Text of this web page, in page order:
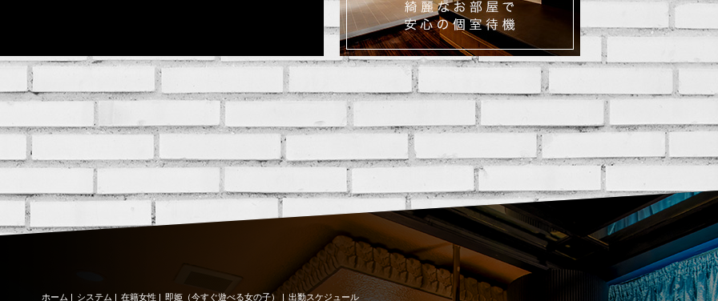
ホーム | システム | 在籍女性 | 即姫（今すぐ遊べる女の子） | 出勤スケジュール